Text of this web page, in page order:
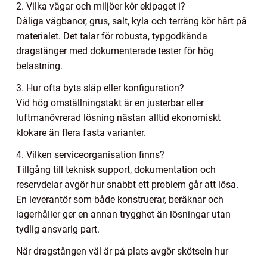
2. Vilka vägar och miljöer kör ekipaget i?
Dåliga vägbanor, grus, salt, kyla och terräng kör hårt på
materialet. Det talar för robusta, typgodkända
dragstänger med dokumenterade tester för hög
belastning.
3. Hur ofta byts släp eller konfiguration?
Vid hög omställningstakt är en justerbar eller
luftmanövrerad lösning nästan alltid ekonomiskt
klokare än flera fasta varianter.
4. Vilken serviceorganisation finns?
Tillgång till teknisk support, dokumentation och
reservdelar avgör hur snabbt ett problem går att lösa.
En leverantör som både konstruerar, beräknar och
lagerhåller ger en annan trygghet än lösningar utan
tydlig ansvarig part.
När dragstången väl är på plats avgör skötseln hur